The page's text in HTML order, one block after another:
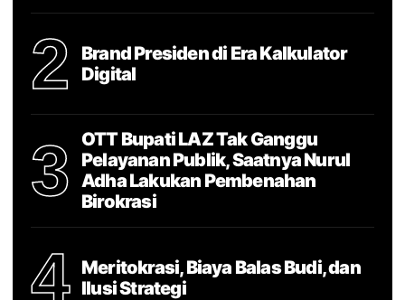
2
Brand Presiden di Era Kalkulator
Digital
3
OTT Bupati LAZ Tak Ganggu
Pelayanan Publik, Saatnya Nurul
Adha Lakukan Pembenahan
Birokrasi
4
Meritokrasi, Biaya Balas Budi, dan
Ilusi Strategi